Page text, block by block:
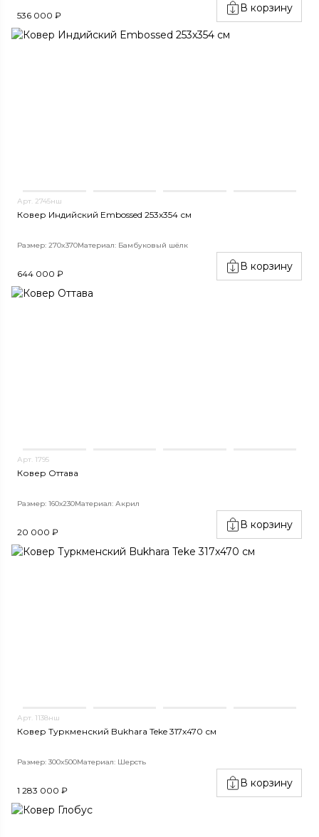
536 000 ₽
В корзину
Арт. 2745нш
Ковер Индийский Embossed 253x354 см
Размер: 270x370Материал: Бамбуковый шёлк
644 000 ₽
В корзину
Арт. 1795
Ковер Оттава
Размер: 160х230Материал: Акрил
20 000 ₽
В корзину
Арт. 1138нш
Ковер Туркменский Bukhara Teke 317x470 см
Размер: 300x500Материал: Шерсть
1 283 000 ₽
В корзину